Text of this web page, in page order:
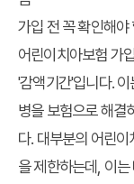
가입 전 꼭 확인해야
어린이치아보험 가
'감액기간'입니다.
병을 보험으로 해결
다. 대부분의 어린
을 제한하는데, 이